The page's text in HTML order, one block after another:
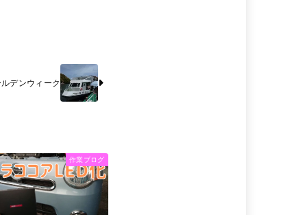
デンウィーク
作業ブログ